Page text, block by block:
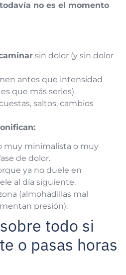
no es el momento
sin dolor (y sin dolor
antes que intensidad
que más series).
saltos, cambios
muy minimalista o muy
de dolor.
ya no duele en
al día siguiente.
(almohadillas mal
presión).
todo si
o pasas horas